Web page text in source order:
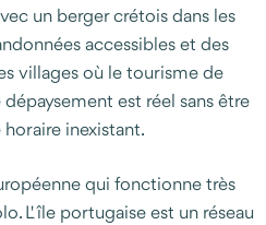
un berger crétois dans les
accessibles et des
villages où le tourisme de
dépaysement est réel sans être
inexistant.
qui fonctionne très
L'île portugaise est un réseau